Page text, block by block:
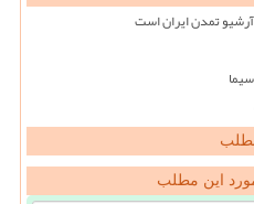
آرشیو تمدن ایران است
این مطلب